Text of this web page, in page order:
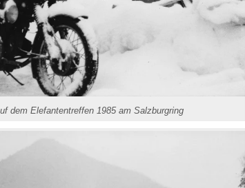
dem Elefantentreffen 1985 am Salzburgring